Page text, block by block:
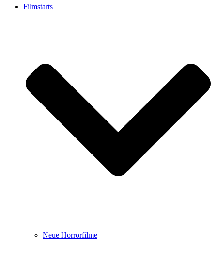
Filmstarts
Neue Horrorfilme